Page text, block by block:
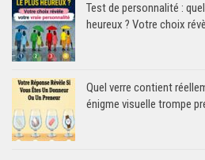
Test de personnalité :
heureux ? Votre choix
Quel verre contient
énigme visuelle trompe